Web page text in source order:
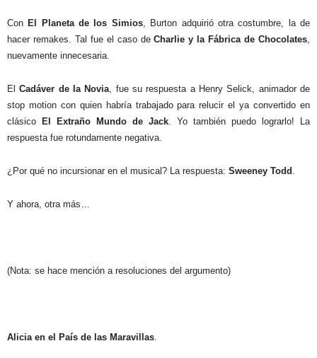
Con El Planeta de los Simios, Burton adquirió otra costumbre, la de
hacer remakes. Tal fue el caso deCharlie y la Fábrica de Chocolates,
nuevamente innecesaria.
ElCadáver de la Novia, fue su respuesta a Henry Selick, animador de
stop motion con quien habría trabajado para relucir el ya convertido en
clásico
El Extraño Mundo de Jack. Yo también puedo lograrlo! La
respuesta fue rotundamente negativa.
¿Por qué no incursionar en el musical? La respuesta: Sweeney Todd .
Y ahora, otra más…
(Nota: se hace mención a resoluciones del argumento)
Alicia en el País de las Maravillas